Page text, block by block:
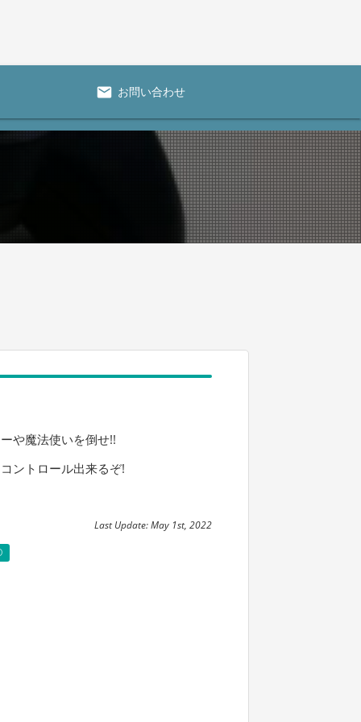
mail お問い合わせ
や魔法使いを倒せ!!
ントロール出来るぞ!
Last Update: May 1st, 2022